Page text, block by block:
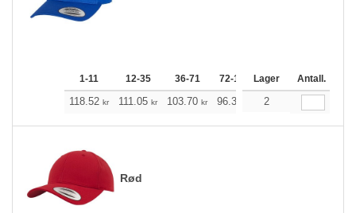
1-11 12-35 36-71 72-143 144-287 288 +
Lager Antall.
118.52 kr 111.05 kr 103.70 kr 96.34 88.87
2
Rød